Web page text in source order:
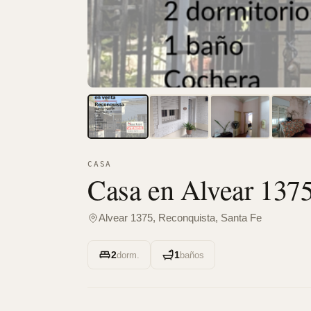
CASA
Casa en Alvear
Alvear 1375, Reconquista, Santa Fe
2dorm. 1baños